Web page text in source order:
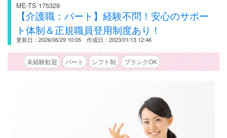
ME-TS 175329
【介護職：パート】経験不問！安心のサポー
ト体制＆正規職員登用制度あり！
更新日：2026/06/29 10:05 作成日：2023/01/13 12:46
未経験歓迎 パート シフト制 ブランクOK